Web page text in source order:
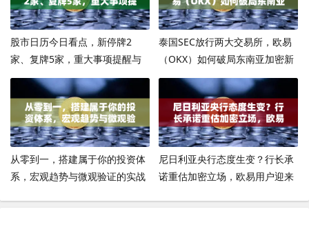
股市日历今日看点，新停牌2
家、复牌5家，重大事项提醒与
操作策略全解析
泰国SEC放行两大交易所，欧易
（OKX）如何破局东南亚加密新
战局？
从零到一，搭建属于你的投资体
系，宏观趋势与微观验证的实战
尼日利亚央行态度生变？行长承
诺重估加密立场，欧易用户迎来